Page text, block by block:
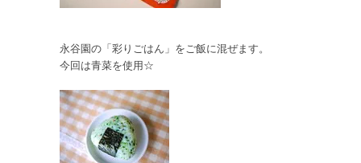
永谷園の「彩りごはん」をご飯に混ぜます。
今回は青菜を使用☆